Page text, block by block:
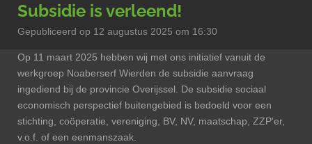
Subsidie is verleend!
Gepubliceerd op 12 augustus 2025 om 16:30
Op 11 maart 2025 hebben wij met ons initiatief vanuit de
werkgroep Noaberserf Wierden de subsidie aanvraag
ingediend bij de provincie Overijssel. De subsidie sociaal
economisch perspectief buitengebied is bedoeld voor een
stichting, coöperatie, vereniging, BV, NV, maatschap, ZZP'er,
v.o.f. of een eenmanszaak.